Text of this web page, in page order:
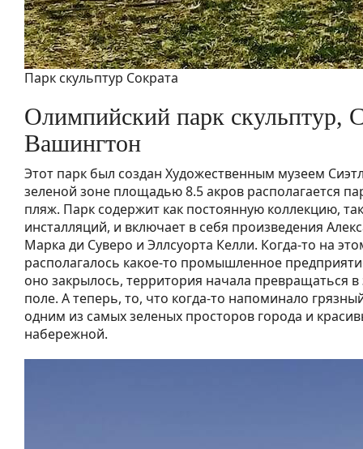
Парк скульптур Сократа
Олимпийский парк скульптур,
Вашингтон
Этот парк был создан Художественным музеем
зеленой зоне площадью 8.5 акров располагается
пляж. Парк содержит как постоянную коллекцию,
инсталляций, и включает в себя произведения
Марка ди Суверо и Эллсуорта Келли. Когда-то на
располагалось какое-то промышленное
оно закрылось, территория начала превращаться в
поле. А теперь, то, что когда-то напоминало
одним из самых зеленых просторов города и
набережной.